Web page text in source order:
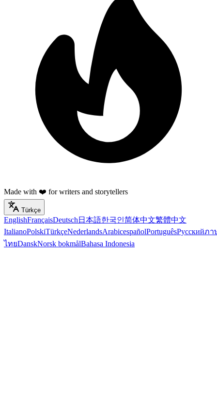
Made with ❤️ for writers and storytellers
Türkçe
EnglishFrançaisDeutsch 日本語한국인简体中文繁體中文
ItalianoPolskiTürkçeNederlandsArabicespañolPortuguêsРусскийภา
ไทยDanskNorsk bokmålBahasa Indonesia